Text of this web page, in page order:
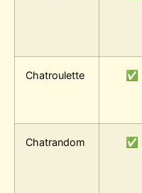
Chatroulette ✅
Chatrandom ✅